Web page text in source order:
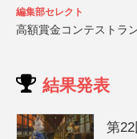
編集部セレクト
高額賞金コンテストラ
結果発表
第